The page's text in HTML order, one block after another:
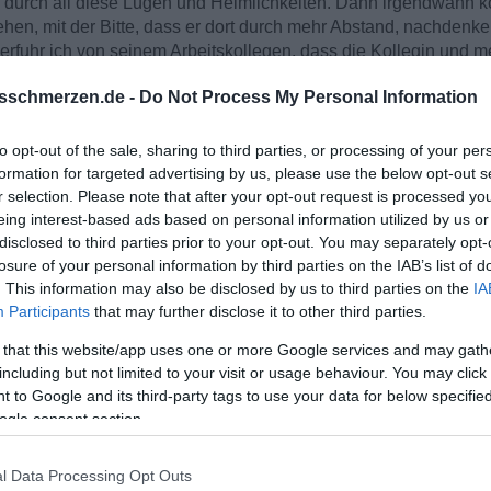
- Do Not Process My Personal Information
opt-out of the sale, sharing to third parties, or processing of your
for targeted advertising by us, please use the below opt-out
selection. Please note that after your opt-out request is processed
interest-based ads based on personal information utilized by us
to third parties prior to your opt-out. You may separately
of your personal information by third parties on the IAB’s list of
This information may also be disclosed by us to third parties on the
Participants that may further disclose it to other third parties.
that this website/app uses one or more Google services and may
but not limited to your visit or usage behaviour. You may
to Google and its third-party tags to use your data for below
consent section.
Data Processing Opt Outs
mit der Bitte, dass er dort durch mehr Abstand,
ich von seinem Arbeitskollegen, dass die Kollegin und
machten. Durch seinen Kollegen erfuhr ich natürlich auch
Ende, meine Welt brach zusammen. Ich sprach meinen
sein und gab es dann zu als ich ihm sagte, dass ich die
Ausrede, für seine Lügen und Heimlichkeiten.
Freude mehr am Leben, noch nicht einmal mehr an
helfen lassen muss. Ich lies mich in eine Klinik einweisen,
Zeit oft mit den Kindern besuchen und ich hatte das
hat. Er war sehr fürsorglich, hat mich gefragt, ob ich etwas
Kinder da. Bei seinem Besuch mit den Kindern
wieder das erste Mal nach unserer Trennung mit mir,
er tröstete und umarmte mich jedesmal. Und ich fragte mich,
gern unsere Kinder kennenlernen will und sie meint, dass
umzugehen, ich aber in der Klinik Leute habe, die mich
das Wohlbefinden unserer Kinder an erster Stelle steht.
kam eine Peitsche nach der anderen. Alles musste auf